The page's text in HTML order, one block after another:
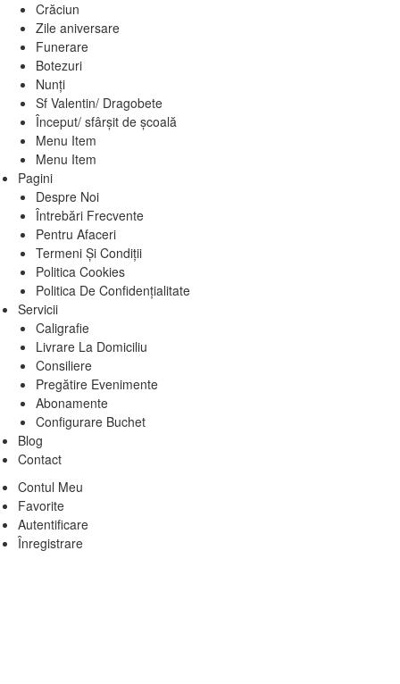
Crăciun
Zile aniversare
Funerare
Botezuri
Nunți
Sf Valentin/ Dragobete
Început/ sfârșit de școală
Menu Item
Menu Item
Pagini
Despre Noi
Întrebări Frecvente
Pentru Afaceri
Termeni Și Condiții
Politica Cookies
Politica De Confidențialitate
Servicii
Caligrafie
Livrare La Domiciliu
Consiliere
Pregătire Evenimente
Abonamente
Configurare Buchet
Blog
Contact
Contul Meu
Favorite
Autentificare
Înregistrare